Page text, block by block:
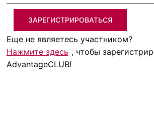
ЗАРЕГИСТРИРОВАТЬСЯ
Еще не являетесь участником?
Нажмите здесь , чтобы
AdvantageCLUB!